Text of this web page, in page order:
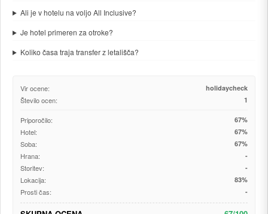
Ali je v hotelu na voljo All Inclusive?
Je hotel primeren za otroke?
Koliko časa traja transfer z letališča?
Vir ocene: holidaycheck
Število ocen: 1
Priporočilo: 67%
Hotel: 67%
Soba: 67%
Hrana: -
Storitev: -
Lokacija: 83%
Prosti čas: -